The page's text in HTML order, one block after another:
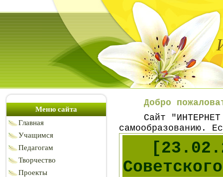
Меню сайта
Главная
Учащимся
Педагогам
Творчество
Проекты
Добро
Сайт
самообразованию.